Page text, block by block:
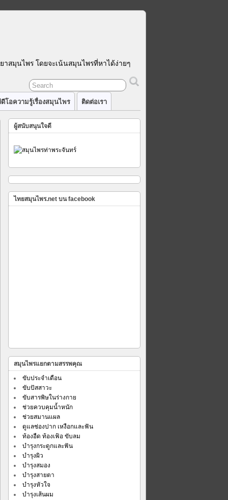
าสมุนไพร โดยจะเน้นสมุนไพรที่หาได้ง่ายๆ
โอความรู้เรื่องสมุนไพร ติดต่อเรา
ผู้สนับสนุนใจดี
ไทยสมุนไพร.net บน facebook
สมุนไพรแยกตามสรรพคุณ
ขับประจำเดือน
ขับปัสสาวะ
ขับสารพิษในร่างกาย
ช่วยควบคุมน้ำหนัก
ช่วยสมานแผล
ดูแลช่องปาก เหงือกและฟัน
ท้องอืด ท้องเฟ้อ ขับลม
บำรุงกระดูกและฟัน
บำรุงผิว
บำรุงสมอง
บำรุงสายตา
บำรุงหัวใจ
บำรุงเส้นผม